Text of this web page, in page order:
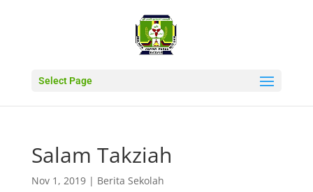
Select Page
Salam Takziah
Nov 1, 2019| Berita Sekolah